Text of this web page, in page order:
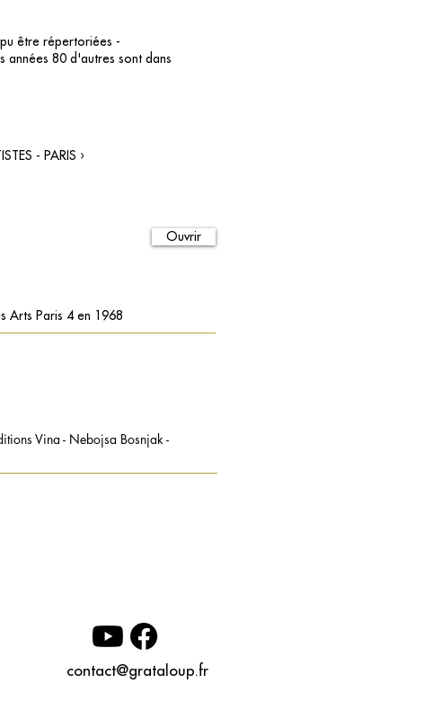
être répertoriées -
années 80 d'autres sont dans
- PARIS ›
Ouvrir
Arts Paris 4 en 1968
Vina - Nebojsa Bosnjak -
contact@grataloup.fr